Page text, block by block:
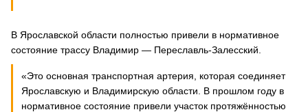
В Ярославской области полностью привели в нормативное
состояние трассу Владимир — Переславль-Залесский.
«Это основная транспортная артерия, которая соединяет
Ярославскую и Владимирскую области. В прошлом году в
нормативное состояние привели участок протяжённостью